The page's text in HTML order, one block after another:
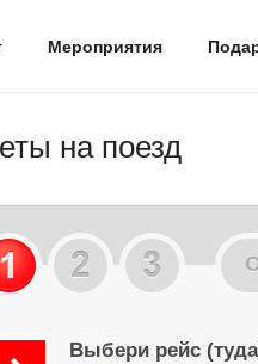
Мероприятия
на поезд
Выбери рейс